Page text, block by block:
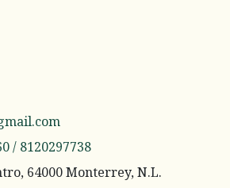
/ 8120297738
64000 Monterrey, N.L.